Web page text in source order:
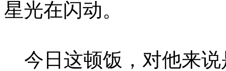
星光在闪动。
今日这顿饭，对他来说